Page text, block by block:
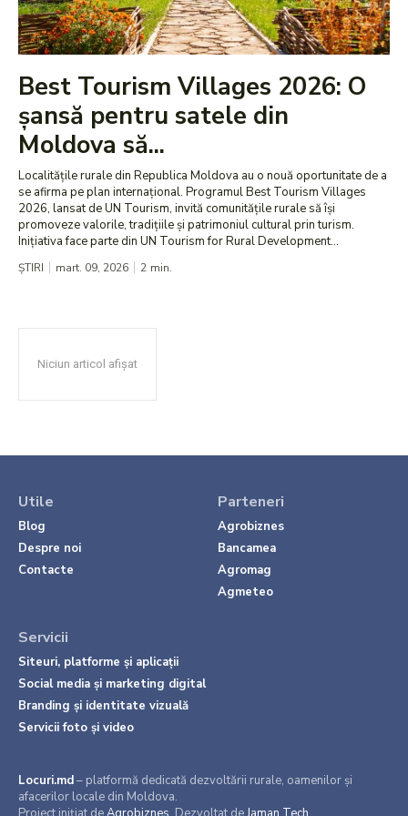
Best Tourism Villages 2026: O
șansă pentru satele din
Moldova să...
Localitățile rurale din Republica Moldova au o nouă oportunitate de a
se afirma pe plan internațional. Programul Best Tourism Villages
2026, lansat de UN Tourism, invită comunitățile rurale să își
promoveze valorile, tradițiile și patrimoniul cultural prin turism.
Inițiativa face parte din UN Tourism for Rural Development...
ȘTIRI mart. 09, 2026 2 min.
Niciun articol afișat
Utile
Blog
Despre noi
Contacte
Parteneri
Agrobiznes
Bancamea
Agromag
Agmeteo
Servicii
Siteuri, platforme și aplicații
Social media și marketing digital
Branding și identitate vizuală
Servicii foto și video
Locuri.md– platformă dedicată dezvoltării rurale, oamenilor și
afacerilor locale din Moldova.